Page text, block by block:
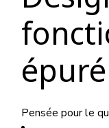
épuré
Pensée pour le